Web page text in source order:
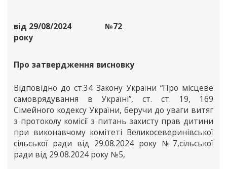
від 29/08/2024
року
№72
Про затвердження висновку
Відповідно до ст.34 Закону України “Про місцеве
самоврядування в Україні”, ст. ст. 19, 169
Сімейного кодексу України, беручи до уваги витяг
з протоколу комісії з питань захисту прав дитини
при виконавчому комітеті Великосеверинівської
сільської ради від 29.08.2024 року №7,сільської
ради від 29.08.2024 року №5,